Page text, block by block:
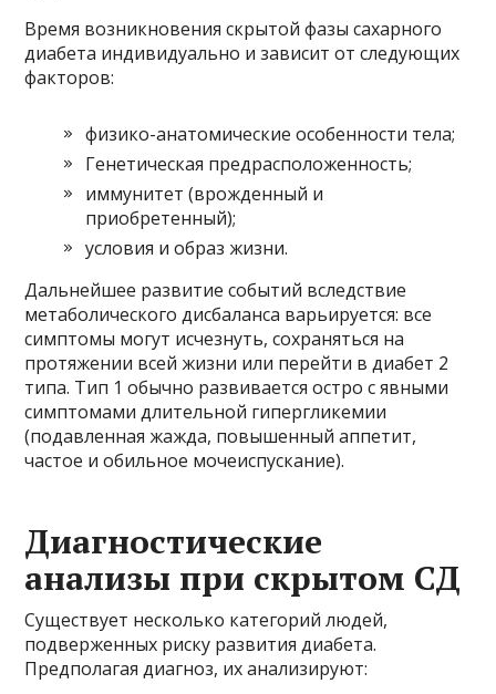
Время возникновения скрытой фазы сахарного
диабета индивидуально и зависит от следующих
факторов:
физико-анатомические особенности тела;
Генетическая предрасположенность;
иммунитет (врожденный и
приобретенный);
условия и образ жизни.
Дальнейшее развитие событий вследствие
метаболического дисбаланса варьируется: все
симптомы могут исчезнуть, сохраняться на
протяжении всей жизни или перейти в диабет 2
типа. Тип 1 обычно развивается остро с явными
симптомами длительной гипергликемии
(подавленная жажда, повышенный аппетит,
частое и обильное мочеиспускание).
Диагностические
анализы при скрытом СД
Существует несколько категорий людей,
подверженных риску развития диабета.
Предполагая диагноз, их анализируют: